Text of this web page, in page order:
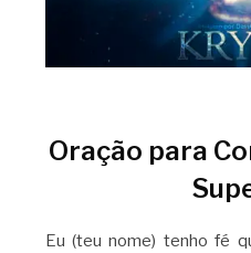
Oração para
Eu (teu nome) tenho fé